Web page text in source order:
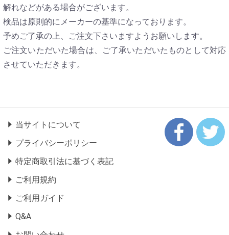
解れなどがある場合がございます。
検品は原則的にメーカーの基準になっております。
予めご了承の上、ご注文下さいますようお願いします。
ご注文いただいた場合は、ご了承いただいたものとして対応
させていただきます。
当サイトについて
プライバシーポリシー
特定商取引法に基づく表記
ご利用規約
ご利用ガイド
Q&A